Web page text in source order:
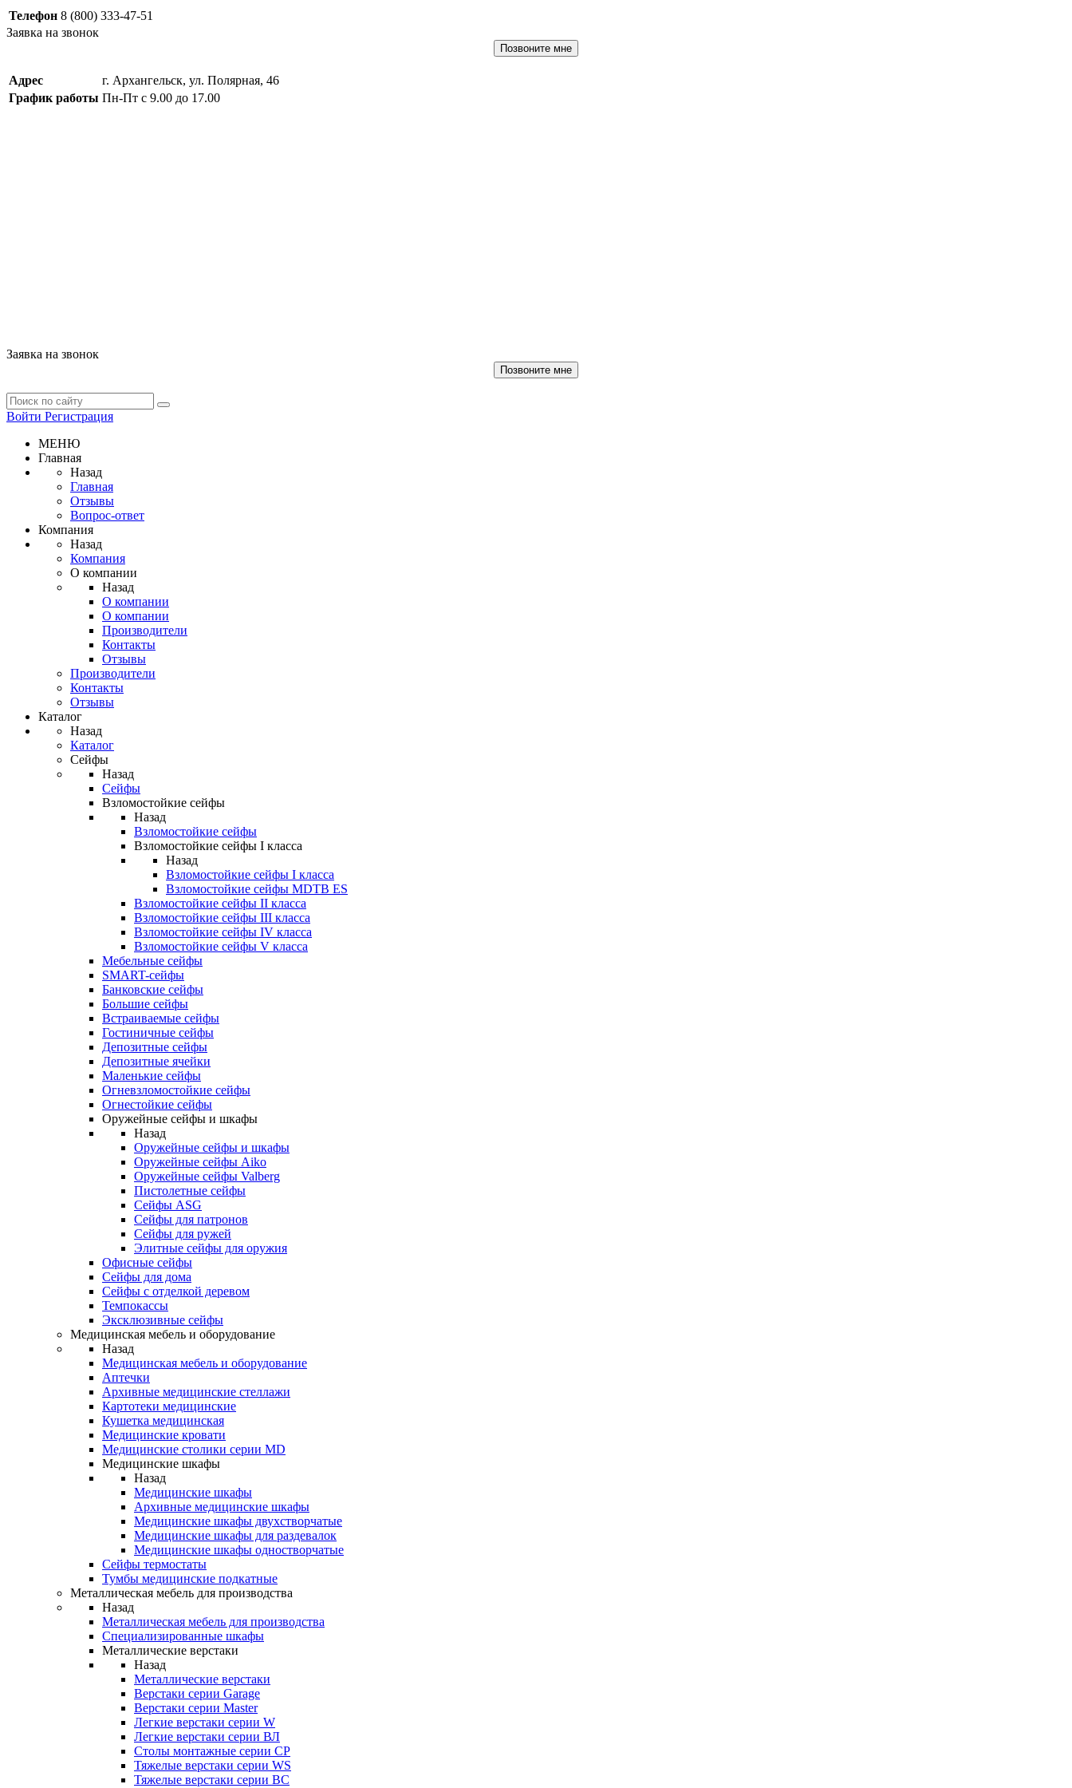
Телефон 8 (800) 333-47-51
Заявка на звонок
Позвоните мне
Адрес
г. Архангельск, ул. Полярная, 46
График работы Пн-Пт с 9.00 до 17.00
Заявка на звонок
Позвоните мне
Войти Регистрация
МЕНЮ
Главная
Назад
Главная
Отзывы
Вопрос-ответ
Компания
Назад
Компания
О компании
Назад
О компании
О компании
Производители
Контакты
Отзывы
Производители
Контакты
Отзывы
Каталог
Назад
Каталог
Сейфы
Назад
Сейфы
Взломостойкие сейфы
Назад
Взломостойкие сейфы
Взломостойкие сейфы I класса
Назад
Взломостойкие сейфы I класса
Взломостойкие сейфы MDTB ES
Взломостойкие сейфы II класса
Взломостойкие сейфы III класса
Взломостойкие сейфы IV класса
Взломостойкие сейфы V класса
Мебельные сейфы
SMART-сейфы
Банковские сейфы
Большие сейфы
Встраиваемые сейфы
Гостиничные сейфы
Депозитные сейфы
Депозитные ячейки
Маленькие сейфы
Огневзломостойкие сейфы
Огнестойкие сейфы
Оружейные сейфы и шкафы
Назад
Оружейные сейфы и шкафы
Оружейные сейфы Aiko
Оружейные сейфы Valberg
Пистолетные сейфы
Сейфы ASG
Сейфы для патронов
Сейфы для ружей
Элитные сейфы для оружия
Офисные сейфы
Сейфы для дома
Сейфы с отделкой деревом
Темпокассы
Эксклюзивные сейфы
Медицинская мебель и оборудование
Назад
Медицинская мебель и оборудование
Аптечки
Архивные медицинские стеллажи
Картотеки медицинские
Кушетка медицинская
Медицинские кровати
Медицинские столики серии MD
Медицинские шкафы
Назад
Медицинские шкафы
Архивные медицинские шкафы
Медицинские шкафы двухстворчатые
Медицинские шкафы для раздевалок
Медицинские шкафы одностворчатые
Сейфы термостаты
Тумбы медицинские подкатные
Металлическая мебель для производства
Назад
Металлическая мебель для производства
Cпециализированные шкафы
Металлические верстаки
Назад
Металлические верстаки
Верстаки серии Garage
Верстаки серии Master
Легкие верстаки серии W
Легкие верстаки серии ВЛ
Столы монтажные серии СР
Тяжелые верстаки серии WS
Тяжелые верстаки серии ВС